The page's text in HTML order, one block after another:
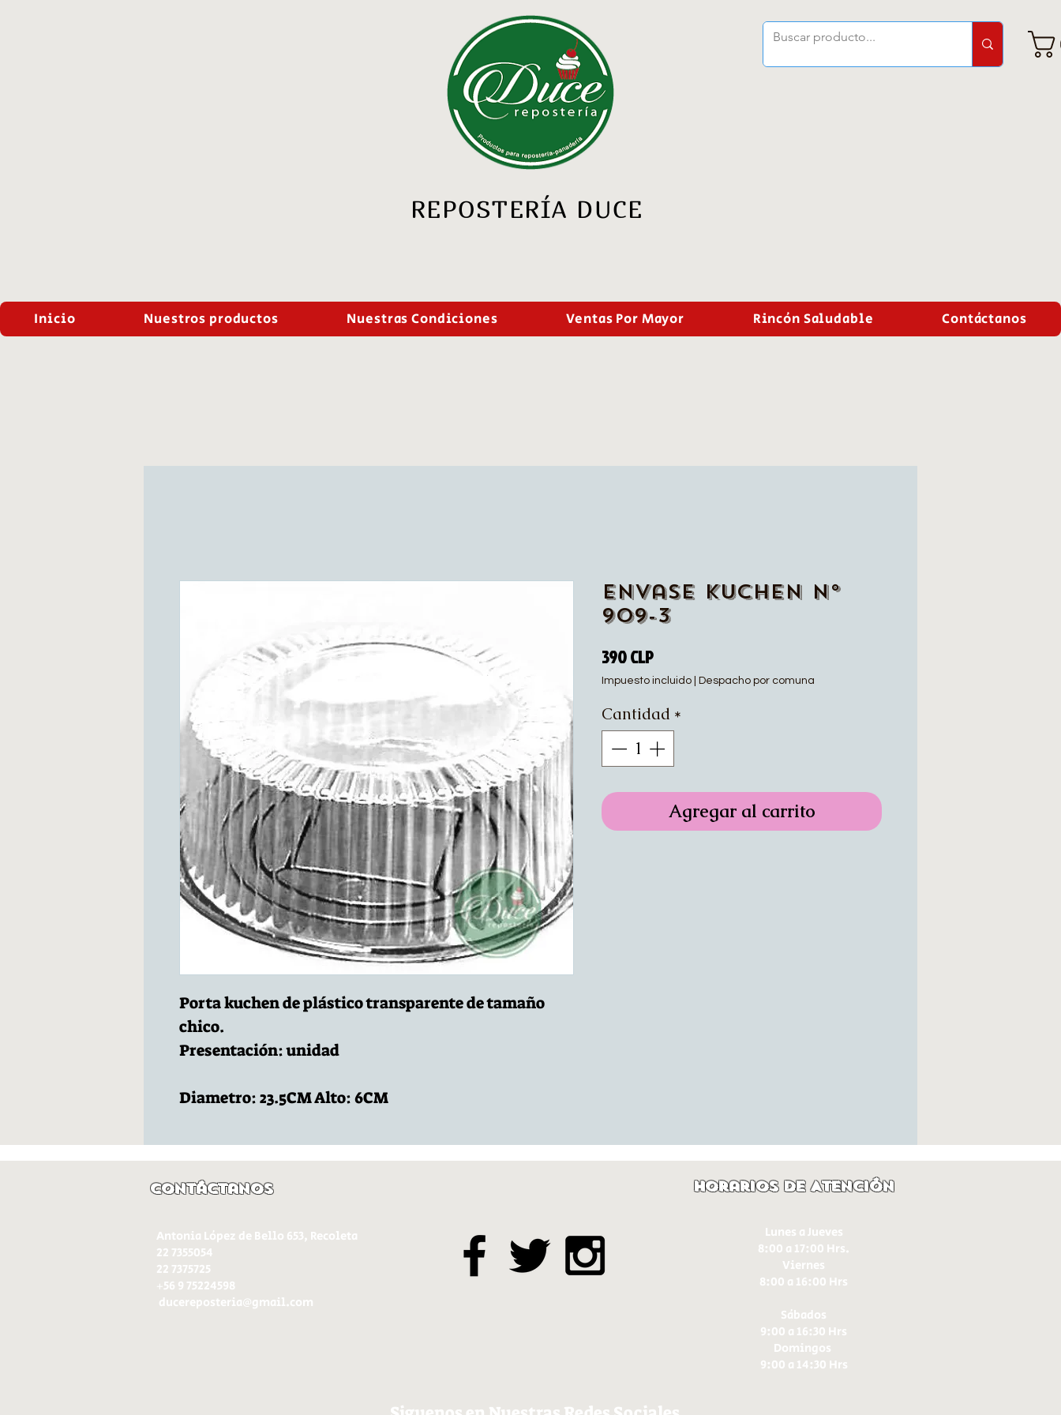
REPOSTERÍA DUCE
Inicio Nuestros productos Nuestras Condiciones Ventas Por Mayor Rincón Saludable Contáctanos
Porta kuchen de plástico transparente de tamaño
chico.
Presentación: unidad
Diametro: 23.5CM Alto: 6CM
Envase Kuchen N°
909-3
390 CLPPrecio
Impuesto incluido Despacho por comuna
Cantidad *
Agregar al carrito
Contáctanos
Antonia López de Bello 653, Recoleta
22 7355054
22 7375725
+56 9 75224598
ducereposteria@gmail.com
Horarios de Atención
Lunes a Jueves
8:00 a 17:00 Hrs.
Viernes
8:00 a 16:00 Hrs​
Sábados
9:00 a 16:30 Hrs
Domingos
9:00 a 14:30 Hrs